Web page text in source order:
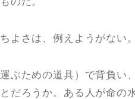
よさは、例えようがない。
ぶための道具）で背負い、
だろうか。ある人が命の